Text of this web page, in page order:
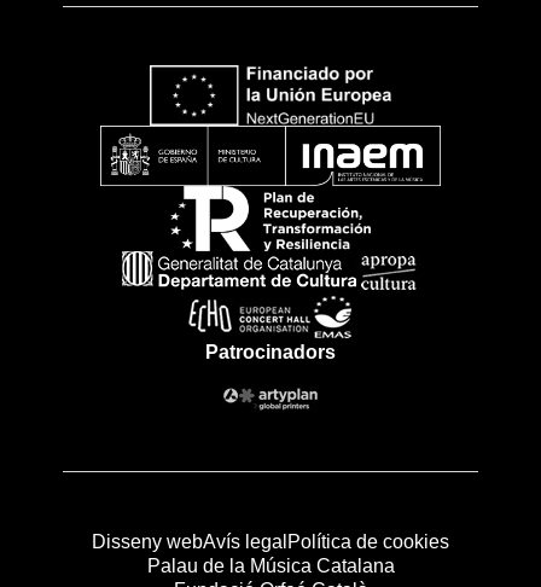
Patrocinadors
Disseny webAvís legal Política de cookies
Palau de la Música Catalana